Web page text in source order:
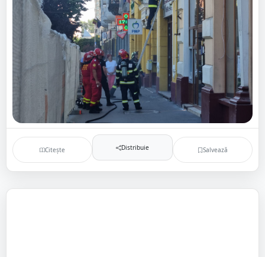
Citește Distribuie Salvează